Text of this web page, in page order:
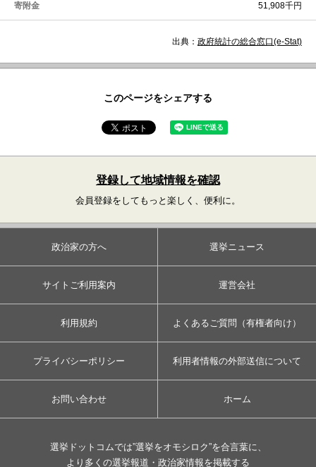
寄附金 51,908千円
出典： 政府統計の総合窓口(e-Stat)
このページをシェアする
登録して地域情報を確認
会員登録をしてもっと楽しく、便利に。
政治家の方へ 選挙ニュース
サイトご利用案内 運営会社
利用規約 よくあるご質問（有権者向け）
プライバシーポリシー 利用者情報の外部送信について
お問い合わせ ホーム
選挙ドットコムでは”選挙をオモシロク”を合言葉に、
より多くの選挙報道・政治家情報を掲載する